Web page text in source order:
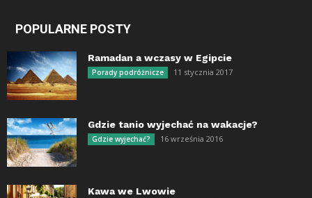
POPULARNE POSTY
Ramadan a wczasy w Egipcie
Porady podróżnicze 11 stycznia 2017
Gdzie tanio wyjechać na wakacje?
Gdzie wyjechać? 16 września 2016
Kawa we Lwowie